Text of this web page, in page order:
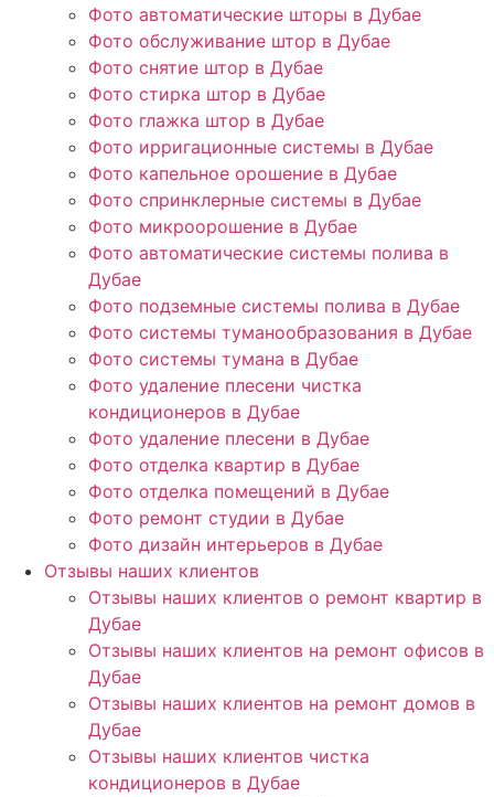
Фото автоматические шторы в Дубае
Фото обслуживание штор в Дубае
Фото снятие штор в Дубае
Фото стирка штор в Дубае
Фото глажка штор в Дубае
Фото ирригационные системы в Дубае
Фото капельное орошение в Дубае
Фото спринклерные системы в Дубае
Фото микроорошение в Дубае
Фото автоматические системы полива в
Дубае
Фото подземные системы полива в Дубае
Фото системы туманообразования в Дубае
Фото системы тумана в Дубае
Фото удаление плесени чистка
кондиционеров в Дубае
Фото удаление плесени в Дубае
Фото отделка квартир в Дубае
Фото отделка помещений в Дубае
Фото ремонт студии в Дубае
Фото дизайн интерьеров в Дубае
Отзывы наших клиентов
Отзывы наших клиентов о ремонт квартир в
Дубае
Отзывы наших клиентов на ремонт офисов в
Дубае
Отзывы наших клиентов на ремонт домов в
Дубае
Отзывы наших клиентов чистка
кондиционеров в Дубае